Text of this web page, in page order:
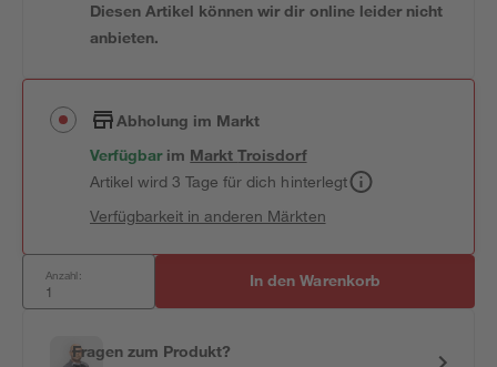
Diesen Artikel können wir dir online leider nicht
anbieten.
Abholung im Markt
Verfügbar im MarktTroisdorf
Artikel wird 3 Tage für dich hinterlegt
Verfügbarkeit in anderen Märkten
Anzahl: In den Warenkorb
Fragen zum Produkt?